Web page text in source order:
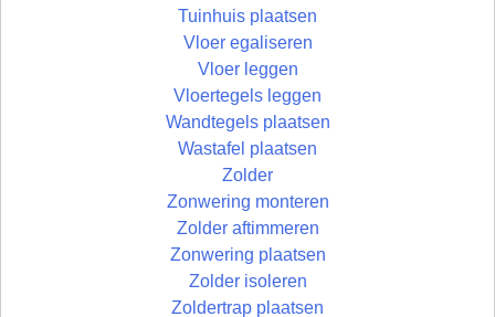
Tuinhuis plaatsen
Vloer egaliseren
Vloer leggen
Vloertegels leggen
Wandtegels plaatsen
Wastafel plaatsen
Zolder
Zonwering monteren
Zolder aftimmeren
Zonwering plaatsen
Zolder isoleren
Zoldertrap plaatsen